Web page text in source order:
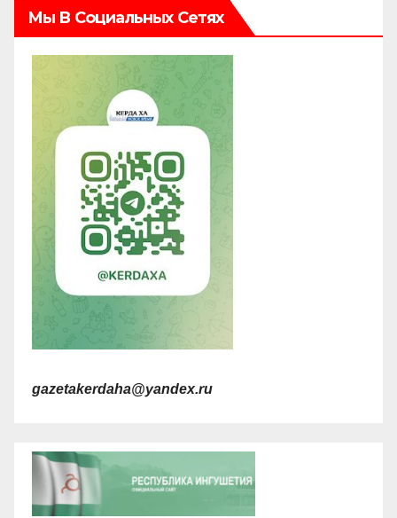
Мы В Социальных Сетях
gazetakerdaha@yandex.ru